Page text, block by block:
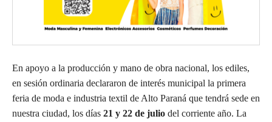
En apoyo a la producción y mano de obra nacional, los ediles,
en sesión ordinaria declararon de interés municipal la primera
feria de moda e industria textil de Alto Paraná que tendrá sede en
nuestra ciudad, los días 21 y 22 de julio del corriente año. La